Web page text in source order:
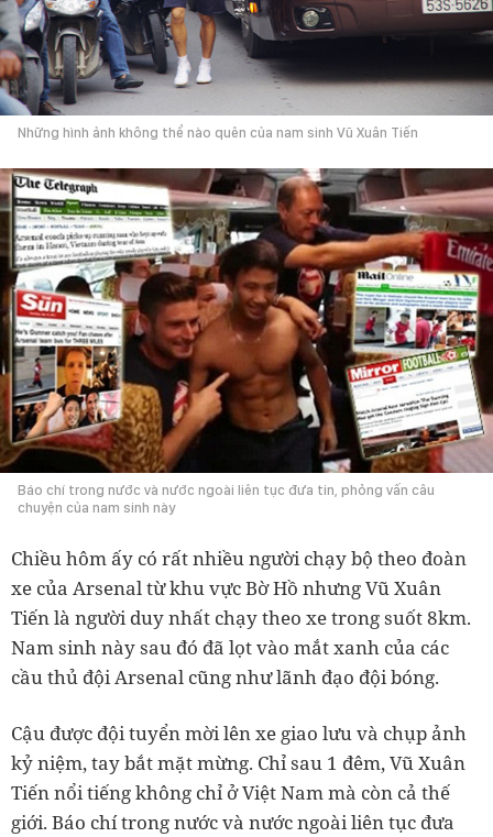
Những hình ảnh không thể nào quên của nam sinh Vũ Xuân Tiến
Báo chí trong nước và nước ngoài liên tục đưa tin, phỏng vấn câu
chuyện của nam sinh này
Chiều hôm ấy có rất nhiều người chạy bộ theo đoàn
xe của Arsenal từ khu vực Bờ Hồ nhưng Vũ Xuân
Tiến là người duy nhất chạy theo xe trong suốt 8km.
Nam sinh này sau đó đã lọt vào mắt xanh của các
cầu thủ đội Arsenal cũng như lãnh đạo đội bóng.
Cậu được đội tuyển mời lên xe giao lưu và chụp ảnh
kỷ niệm, tay bắt mặt mừng. Chỉ sau 1 đêm, Vũ Xuân
Tiến nổi tiếng không chỉ ở Việt Nam mà còn cả thế
giới. Báo chí trong nước và nước ngoài liên tục đưa